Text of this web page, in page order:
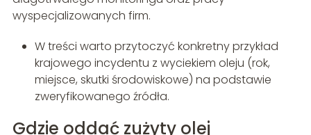
wyspecjalizowanych firm.
W treści warto przytoczyć konkretny przykład
krajowego incydentu z wyciekiem oleju (rok,
miejsce, skutki środowiskowe) na podstawie
zweryfikowanego źródła.
Gdzie oddać zużyty olej